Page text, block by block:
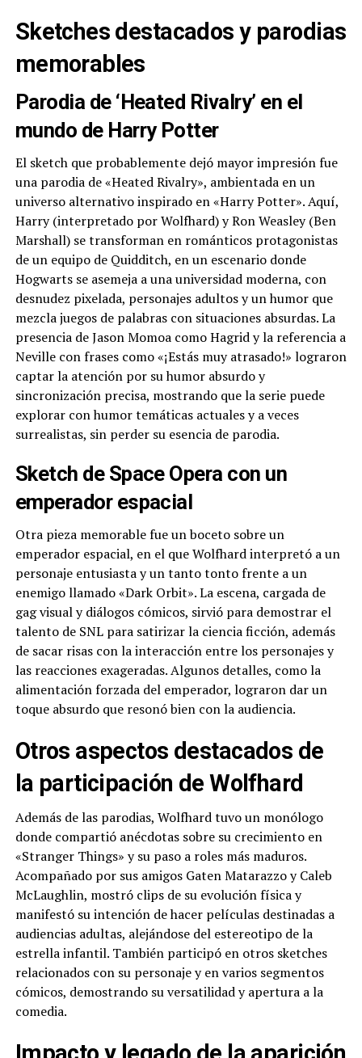
Sketches destacados y parodias
memorables
Parodia de ‘Heated Rivalry’ en el
mundo de Harry Potter
El sketch que probablemente dejó mayor impresión fue
una parodia de «Heated Rivalry», ambientada en un
universo alternativo inspirado en «Harry Potter». Aquí,
Harry (interpretado por Wolfhard) y Ron Weasley (Ben
Marshall) se transforman en románticos protagonistas
de un equipo de Quidditch, en un escenario donde
Hogwarts se asemeja a una universidad moderna, con
desnudez pixelada, personajes adultos y un humor que
mezcla juegos de palabras con situaciones absurdas. La
presencia de Jason Momoa como Hagrid y la referencia a
Neville con frases como «¡Estás muy atrasado!» lograron
captar la atención por su humor absurdo y
sincronización precisa, mostrando que la serie puede
explorar con humor temáticas actuales y a veces
surrealistas, sin perder su esencia de parodia.
Sketch de Space Opera con un
emperador espacial
Otra pieza memorable fue un boceto sobre un
emperador espacial, en el que Wolfhard interpretó a un
personaje entusiasta y un tanto tonto frente a un
enemigo llamado «Dark Orbit». La escena, cargada de
gag visual y diálogos cómicos, sirvió para demostrar el
talento de SNL para satirizar la ciencia ficción, además
de sacar risas con la interacción entre los personajes y
las reacciones exageradas. Algunos detalles, como la
alimentación forzada del emperador, lograron dar un
toque absurdo que resonó bien con la audiencia.
Otros aspectos destacados de
la participación de Wolfhard
Además de las parodias, Wolfhard tuvo un monólogo
donde compartió anécdotas sobre su crecimiento en
«Stranger Things» y su paso a roles más maduros.
Acompañado por sus amigos Gaten Matarazzo y Caleb
McLaughlin, mostró clips de su evolución física y
manifestó su intención de hacer películas destinadas a
audiencias adultas, alejándose del estereotipo de la
estrella infantil. También participó en otros sketches
relacionados con su personaje y en varios segmentos
cómicos, demostrando su versatilidad y apertura a la
comedia.